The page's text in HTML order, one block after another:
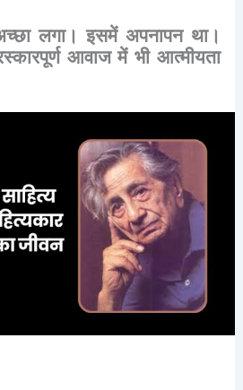
लगा। इसमें अपनापन था।
आवाज में भी आत्मीयता